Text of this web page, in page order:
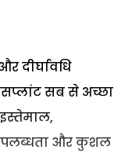
दीर्घावधि
सब से अच्छा
और कुशल